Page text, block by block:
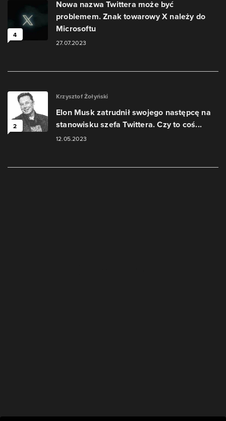
4
Nowa nazwa Twittera może być
problemem. Znak towarowy X należy do
Microsoftu
27.07.2023
2
Krzysztof Żołyński
Elon Musk zatrudnił swojego następcę na
stanowisku szefa Twittera. Czy to coś...
12.05.2023